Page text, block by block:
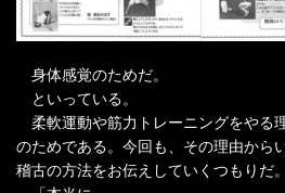
身体感覚のためだ。
といっている。
柔軟運動や筋力トレーニングをやる
のためである。今回も、その理由から
稽古の方法をお伝えしていくつもりだ。